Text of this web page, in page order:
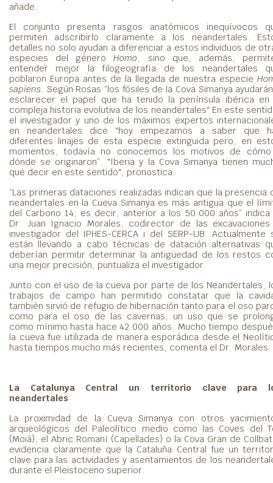
añade.
El conjunto presenta rasgos anatómicos inequívocos
permiten adscribirlo claramente a los neandertales.
detalles no solo ayudan a diferenciar a estos individuos de
especies del géneroHomo , sino que, además,
entender mejor la filogeografía de los neandertales
poblaron Europa antes de la llegada de nuestra especie
sapiens . Según Rosas “los fósiles de la Cova Simanya
esclarecer el papel que ha tenido la península ibérica en
compleja historia evolutiva de los neandertales" En este
el investigador y uno de los máximos expertos
en neandertales dice "hoy empezamos a saber que
diferentes linajes de esta especie extinguida pero, en
momentos, todavía no conocemos los motivos de
dónde se originaron”. "Iberia y la Cova Simanya tienen
que decir en este sentido", pronostica.
“Las primeras dataciones realizadas indican que la presencia
neandertales en la Cueva Simanya es más antigua que el
del Carbono 14; es decir, anterior a los 50.000 años” indica
Dr. Juan Ignacio Morales, codirector de las
investigador del IPHES-CERCA i del SERP-UB. Actualmente
están llevando a cabo técnicas de datación alternativas
deberían permitir determinar la antigüedad de los restos
una mejor precisión, puntualiza el investigador.
Junto con el uso de la cueva por parte de los Neandertales,
trabajos de campo han permitido constatar que la
también sirvió de refugio de hibernación tanto para el oso
como para el oso de las cavernas; un uso que se
como mínimo hasta hace 42.000 años. Mucho tiempo
la cueva fue utilizada de manera esporádica desde el
hasta tiempos mucho más recientes, comenta el Dr. Morales.
La Catalunya Central un territorio clave para
neandertales
La proximidad de la Cueva Simanya con otros
arqueológicos del Paleolítico medio como las Coves del
(Moià), el Abric Romaní (Capellades) o la Cova Gran de
evidencia claramente que la Cataluña Central fue un
clave para las actividades y asentamientos de los
durante el Pleistoceno superior.